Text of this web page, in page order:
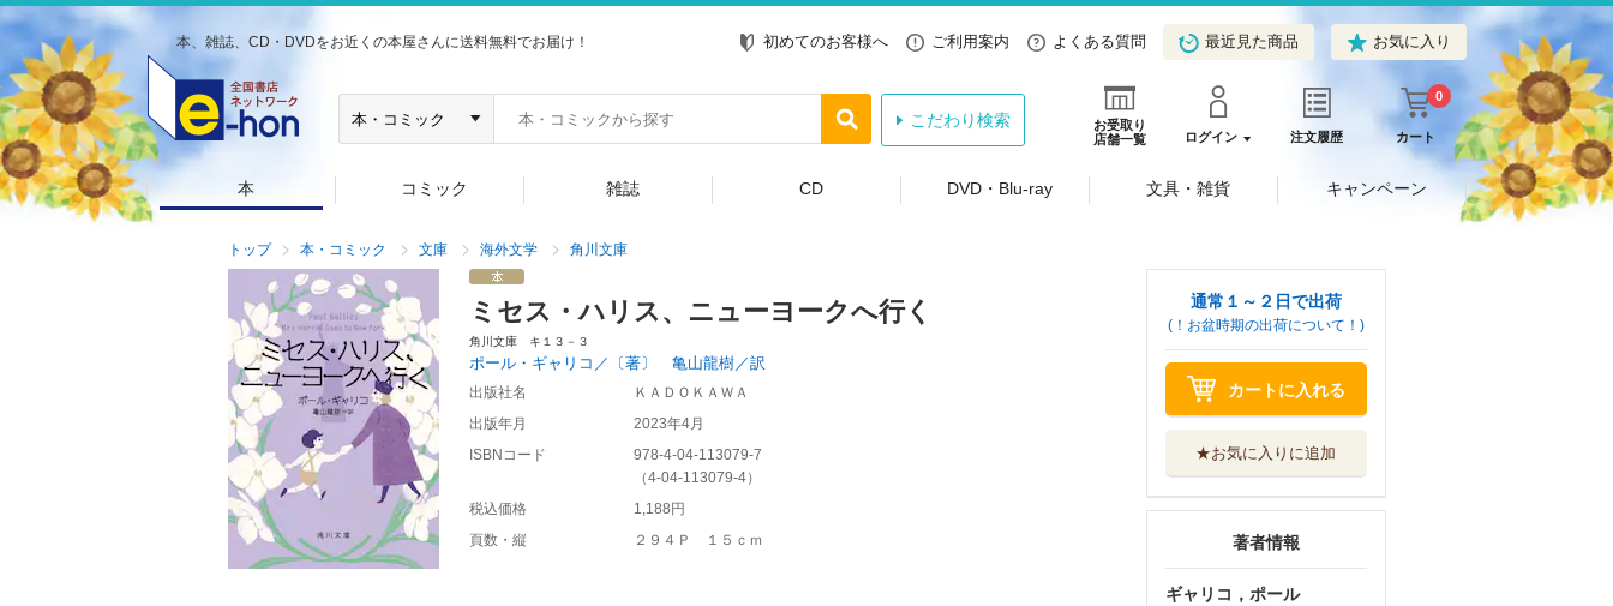
本、雑誌、CD・DVDをお近くの本屋さんに送料無料でお届け！ 初めてのお客様へ ご利用案内 よくある質問 最近見た商品 お気に入り
お受取り
店舗一覧
ログイン 注文履歴 カート
0
こだわり検索
本 コミック 雑誌 CD DVD・Blu-ray 文具・雑貨 キャンペーン
トップ 本・コミック 文庫 海外文学 角川文庫
ミセス・ハリス、ニューヨークへ行く
角川文庫 キ１３－３
ポール・ギャリコ／〔著〕 亀山龍樹／訳
出版社名
ＫＡＤＯＫＡＷＡ
出版年月
2023年4月
ISBNコード
978-4-04-113079-7
（4-04-113079-4）
税込価格
1,188円
頁数・縦
２９４Ｐ １５ｃｍ
通常１～２日で出荷
(！お盆時期の出荷について！)
カートに入れる
★お気に入りに追加
著者情報
ギャリコ，ポール